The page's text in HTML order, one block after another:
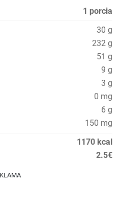
1 porcia
30 g
232 g
51 g
9 g
3 g
0 mg
6 g
150 mg
1170 kcal
2.5€